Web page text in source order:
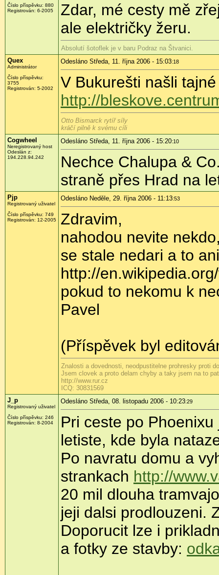
Číslo příspěvku: 880
Registrován: 6-2005
Zdar, mé cesty mě
ale električky žeru.
Absolutí šotoflek je v baru Podraz na Štvanici.
Quex
Administrátor
Číslo příspěvku:
3755
Registrován: 5-2002
Odesláno Středa, 11. října 2006 - 15:03:18
V Bukurešti našli
http://
Otto Bismarck rytíř síly
kráčí pilně k svému cíli
Cogwheel
Neregistrovaný host
Odeslán z:
194.228.94.242
Odesláno Středa, 11. října 2006 - 15:20:10
Nechce Chalupa &
straně přes Hrad na
Pjp
Registrovaný uživatel
Číslo příspěvku: 749
Registrován: 12-2005
Odesláno Neděle, 29. října 2006 - 11:13:53
Zdravim,
nahodou nevite
se stale nedari a to
http://
pokud to nekomu k
Pavel
(Příspěvek byl
Znalosti a dovednosti, neodpustitelne prohresky proti
Jsem clovek a proto delam chyby a taky jsem na to
http://www.rur.cz
ICQ: 30831569
J_p
Registrovaný uživatel
Číslo příspěvku: 246
Registrován: 8-2004
Odesláno Středa, 08. listopadu 2006 - 10:23:29
Pri ceste po
letiste, kde byla
Po navratu domu a
strankach http://
20 mil dlouha
jeji dalsi prodlouzeni.
Doporucit lze i
a fotky ze stavby: